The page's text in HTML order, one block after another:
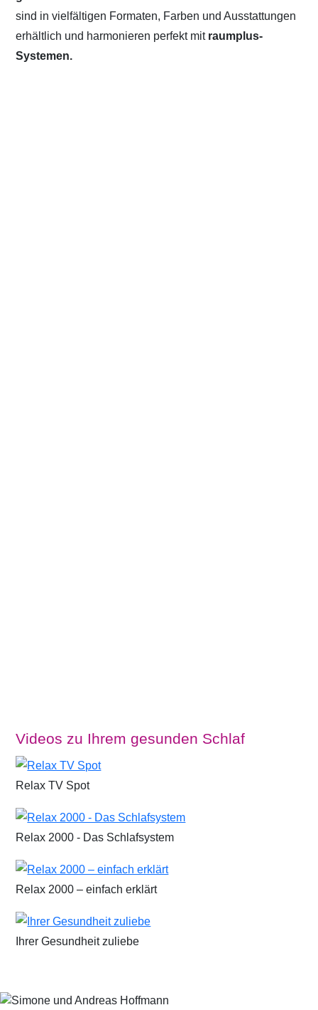
sind in vielfältigen Formaten, Farben und Ausstattungen
erhältlich und harmonieren perfekt mit raumplus-
Systemen.
Videos zu Ihrem gesunden Schlaf
Relax TV Spot
Relax 2000 - Das Schlafsystem
Relax 2000 – einfach erklärt
Ihrer Gesundheit zuliebe